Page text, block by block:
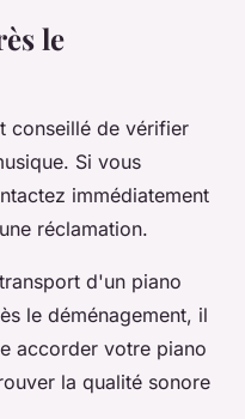
le
conseillé de vérifier
Si vous
immédiatement
réclamation.
d'un piano
le déménagement, il
accorder votre piano
la qualité sonore